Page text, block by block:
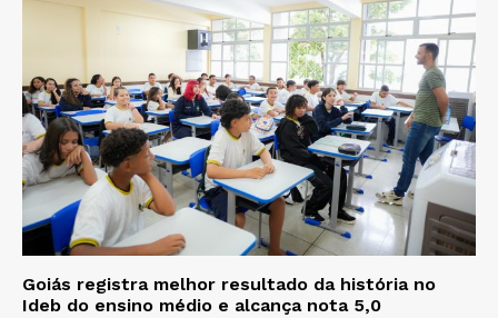
Goiás registra melhor resultado da história no
Ideb do ensino médio e alcança nota 5,0